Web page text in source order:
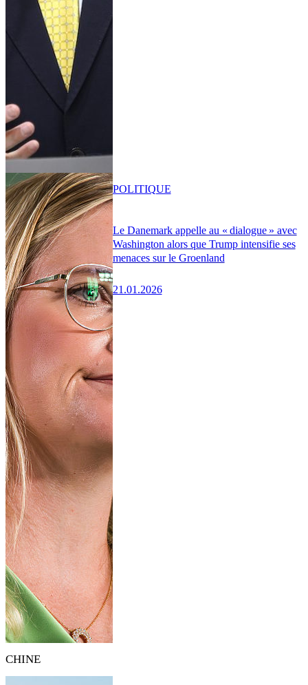
Le Danemark appelle au « dialogue » avec
Washington alors que Trump intensifie ses
menaces sur le Groenland
21.01.2026
POLITIQUE
CHINE